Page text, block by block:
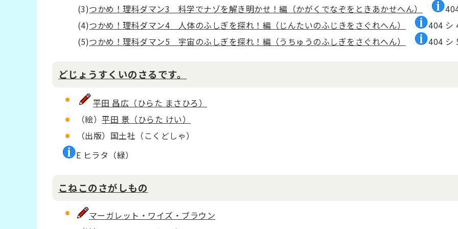
(3)つかめ！理科ダマン3 科学でナゾを解き明かせ！編（かがくでなぞをときあかせへん）
(4)つかめ！理科ダマン4 人体のふしぎを探れ！編（じんたいのふじきをさぐれへん）
404 シ
(5)つかめ！理科ダマン5 宇宙のふしぎを探れ！編（うちゅうのふしぎをさぐれへん） 404 シ
どじょうすくいのさるです。
平田 昌広（ひらた まさひろ）
（絵）平田 景（ひらた けい）
（出版）国土社（こくどしゃ）
E ヒラタ（緑）
こねこのさがしもの
マーガレット・ワイズ・ブラウン